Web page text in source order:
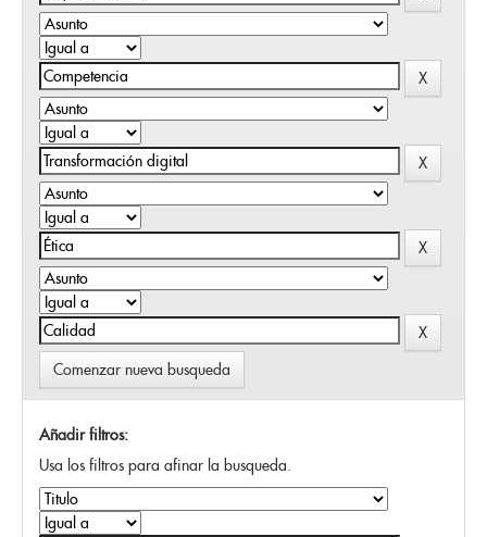
Comenzar nueva busqueda
Añadir filtros:
Usa los filtros para afinar la busqueda.